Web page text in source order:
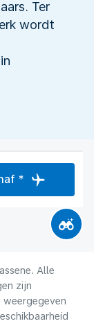
Ter
wordt
*
Alle
zijn
weergegeven